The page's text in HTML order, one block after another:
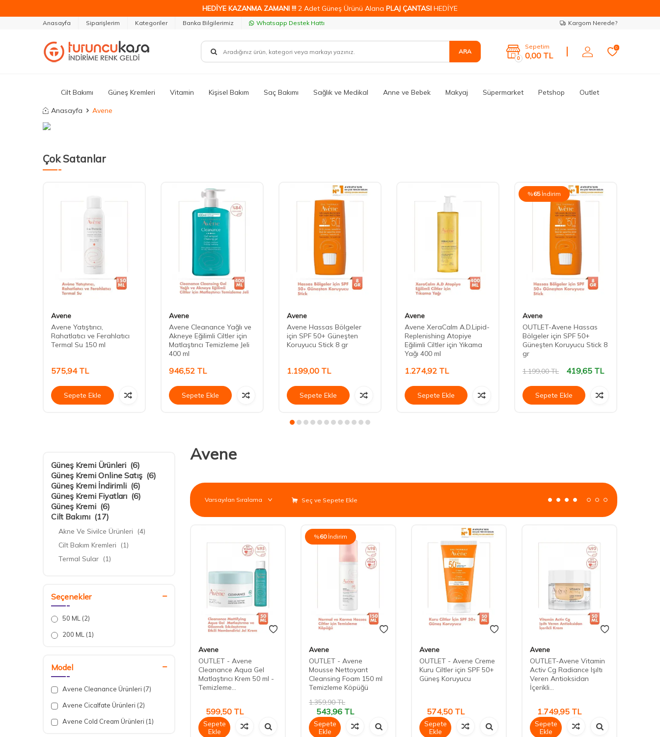
HEDİYE KAZANMA ZAMANI !!! 2 Adet Güneş Ürünü Alana PLAJ ÇANTASI HEDİYE
Anasayfa Siparişlerim Kategoriler Banka Bilgilerimiz Whatsapp Destek Hattı Kargom Nerede?
ARA
0
Sepetim
0,00 TL
0
Cilt Bakımı Güneş Kremleri Vitamin Kişisel Bakım Saç Bakımı Sağlık ve Medikal Anne ve Bebek Makyaj Süpermarket Petshop Outlet
Anasayfa Avene
Çok Satanlar
Avene
Avene Yatıştırıcı,
Rahatlatıcı ve Ferahlatıcı
Termal Su 150 ml
575,94TL
Sepete Ekle
Avene
Avene Cleanance Yağlı ve
Akneye Eğilimli Ciltler için
Matlaştırıcı Temizleme Jeli
400 ml
946,52 TL
Sepete Ekle
Avene
Avene Hassas Bölgeler
için SPF 50+ Güneşten
Koruyucu Stick 8 gr
1.199,00 TL
Sepete Ekle
Avene
Avene XeraCalm A.D.Lipid-
Replenishing Atopiye
Eğilimli Ciltler için Yıkama
Yağı 400 ml
1.274,92 TL
Sepete Ekle
%65 İndirim
Avene
OUTLET-Avene Hassas
Bölgeler için SPF 50+
Güneşten Koruyucu Stick 8
gr
1.199,00TL 419,65 TL
Sepete Ekle
Güneş Kremi Ürünleri (6)
Güneş Kremi Online Satış (6)
Güneş Kremi İndirimli (6)
Güneş Kremi Fiyatları (6)
Güneş Kremi (6)
Cilt Bakımı (17)
Akne Ve Sivilce Ürünleri (4)
Cilt Bakım Kremleri (1)
Termal Sular (1)
Kök Hücre & Büyüme Faktörü
Dudak Bakım Ürünleri
Güneş Kremleri
(6)
Makyaj
Makyaj Temizleyiciler (1)
Outlet Ürünler(5)
OUTLET - Cilt Bakımı(3)
Seçenekler
50 ML (2)
200 ML (1)
Model
Avene Cleanance Ürünleri (7)
Avene Cicalfate Ürünleri (2)
Avene Cold Cream Ürünleri (1)
Avene
Seç ve Sepete Ekle
Avene
OUTLET - Avene
Cleanance Aqua Gel
Matlaştırıcı Krem 50 ml -
Temizleme...
599,50 TL
Sepete
Ekle
%60 İndirim
Avene
OUTLET - Avene
Mousse Nettoyant
Cleansing Foam 150 ml
Temizleme Köpüğü
1.359,90TL
543,96 TL
Sepete
Ekle
Avene
OUTLET - Avene Creme
Kuru Ciltler için SPF 50+
Güneş Koruyucu
574,50 TL
Sepete
Ekle
Avene
OUTLET-Avene Vitamin
Activ Cg Radiance Işıltı
Veren Antioksidan
İçerikli...
1.749,95 TL
Sepete
Ekle